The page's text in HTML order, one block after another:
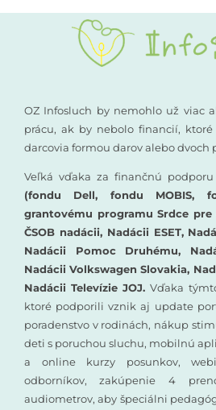
OZ Infosluch by nemohlo už viac
prácu, ak by nebolo financií,
darcovia formou darov alebo dvoch
Veľká vďaka za finančnú
(fondu Dell, fondu MOBIS,
grantovému programu Srdce
ČSOB nadácii, Nadácii ESET,
Nadácii Pomoc Druhému,
Nadácii Volkswagen Slovakia,
Nadácii Televízie JOJ.Vďaka
ktoré podporili vznik aj update
poradenstvo v rodinách, nákup
deti s poruchou sluchu, mobilnú
a online kurzy posunkov,
odborníkov, zakúpenie 4
audiometrov, aby špeciálni